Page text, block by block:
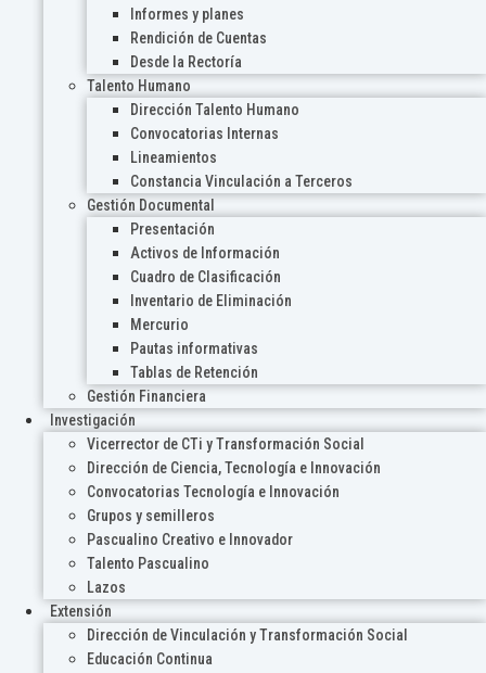
Informes y planes
Rendición de Cuentas
Desde la Rectoría
Talento Humano
Dirección Talento Humano
Convocatorias Internas
Lineamientos
Constancia Vinculación a Terceros
Gestión Documental
Presentación
Activos de Información
Cuadro de Clasificación
Inventario de Eliminación
Mercurio
Pautas informativas
Tablas de Retención
Gestión Financiera
Investigación
Vicerrector de CTi y Transformación Social
Dirección de Ciencia, Tecnología e Innovación
Convocatorias Tecnología e Innovación
Grupos y semilleros
Pascualino Creativo e Innovador
Talento Pascualino
Lazos
Extensión
Dirección de Vinculación y Transformación Social
Educación Continua